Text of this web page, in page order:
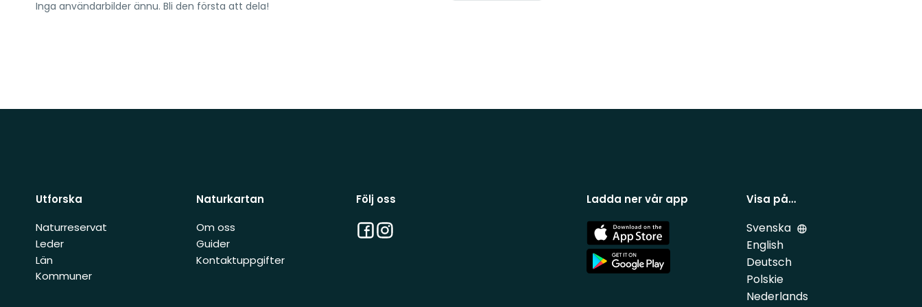
Inga användarbilder ännu. Bli den första att dela!
Utforska
Naturreservat
Leder
Län
Kommuner
Naturkartan
Om oss
Guider
Kontaktuppgifter
Följ oss
Facebook
Instagram
Ladda ner vår app
App
Store
App
Store
Visa på…
Svenska
English
Deutsch
Polskie
Nederlands